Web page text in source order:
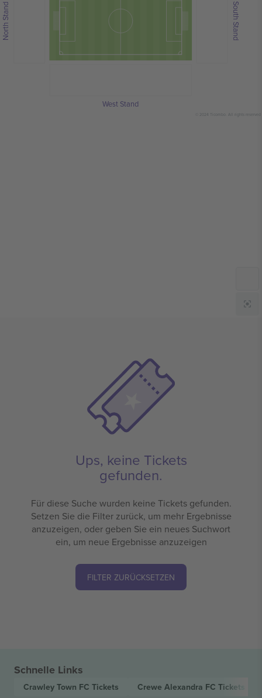
© 2024 Ticombo. All rights reserved
South Stand
West Stand
North Stand
Ups, keine Tickets
gefunden.
Für diese Suche wurden keine Tickets gefunden.
Setzen Sie die Filter zurück, um mehr Ergebnisse
anzuzeigen, oder geben Sie ein neues Suchwort
ein, um neue Ergebnisse anzuzeigen
FILTER ZURÜCKSETZEN
Schnelle Links
Crawley Town FC Tickets Crewe Alexandra FC Tickets